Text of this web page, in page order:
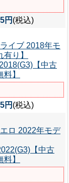
円 (税込)
イブ 2018年モ
り】
【中古
】
円 (税込)
ロ 2022年モデ
【中古
】